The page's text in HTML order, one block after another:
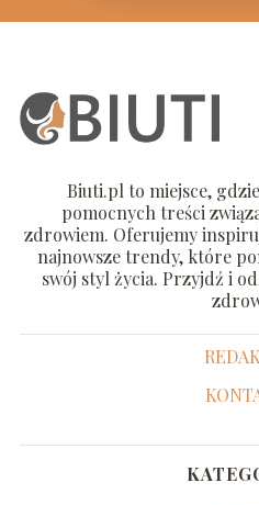
Biuti.pl to miejsce,
pomocnych treści
zdrowiem. Oferujemy
najnowsze trendy, które
swój styl życia. Przyjdź i